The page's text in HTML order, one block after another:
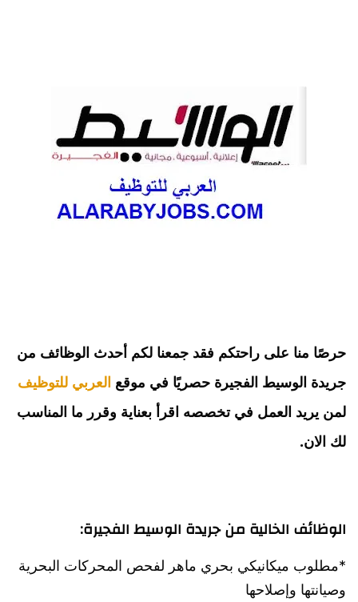
جريدة الوسيط الفجيرة حصريًا في موقع العربي للتوظيف
لك الان.
الوظائف الخالية من جريدة الوسيط الفجيرة:
وصيانتها وإصلاحها